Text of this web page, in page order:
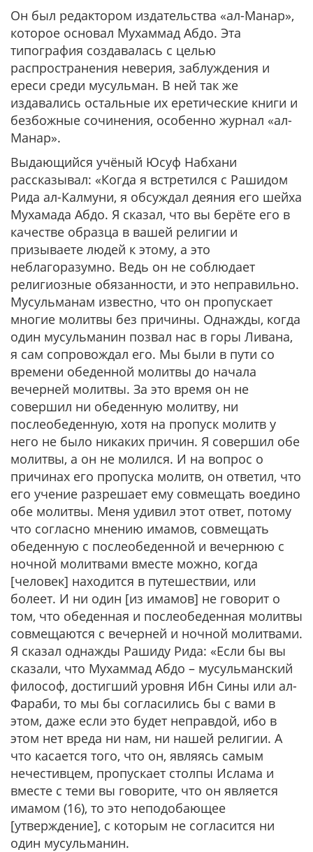
Он был редактором издательства «ал-Манар»,
которое основал Мухаммад Абдо. Эта
типография создавалась с целью
распространения неверия, заблуждения и
ереси среди мусульман. В ней так же
издавались остальные их еретические книги и
безбожные сочинения, особенно журнал «ал-
Манар».
Выдающийся учёный Юсуф Набхани
рассказывал: «Когда я встретился с Рашидом
Рида ал-Калмуни, я обсуждал деяния его шейха
Мухамада Абдо. Я сказал, что вы берёте его в
качестве образца в вашей религии и
призываете людей к этому, а это
неблагоразумно. Ведь он не соблюдает
религиозные обязанности, и это неправильно.
Мусульманам известно, что он пропускает
многие молитвы без причины. Однажды, когда
один мусульманин позвал нас в горы Ливана,
я сам сопровождал его. Мы были в пути со
времени обеденной молитвы до начала
вечерней молитвы. За это время он не
совершил ни обеденную молитву, ни
послеобеденную, хотя на пропуск молитв у
него не было никаких причин. Я совершил обе
молитвы, а он не молился. И на вопрос о
причинах его пропуска молитв, он ответил, что
его учение разрешает ему совмещать воедино
обе молитвы. Меня удивил этот ответ, потому
что согласно мнению имамов, совмещать
обеденную с послеобеденной и вечернюю с
ночной молитвами вместе можно, когда
[человек] находится в путешествии, или
болеет. И ни один [из имамов] не говорит о
том, что обеденная и послеобеденная молитвы
совмещаются с вечерней и ночной молитвами.
Я сказал однажды Рашиду Рида: «Если бы вы
сказали, что Мухаммад Абдо – мусульманский
философ, достигший уровня Ибн Сины или ал-
Фараби, то мы бы согласились бы с вами в
этом, даже если это будет неправдой, ибо в
этом нет вреда ни нам, ни нашей религии. А
что касается того, что он, являясь самым
нечестивцем, пропускает столпы Ислама и
вместе с теми вы говорите, что он является
имамом (16), то это неподобающее
[утверждение], с которым не согласится ни
один мусульманин.